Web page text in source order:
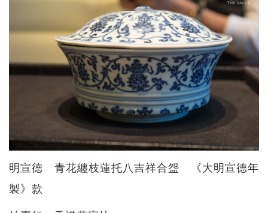
明宣德 青花纏枝蓮托八吉祥合盌 《大明宣德年
製》款